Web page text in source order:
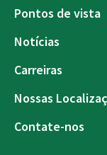
Pontos de vista
Notícias
Carreiras
Nossas
Contate-nos